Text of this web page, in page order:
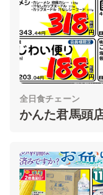
全日食チェーン
かんた君馬頭